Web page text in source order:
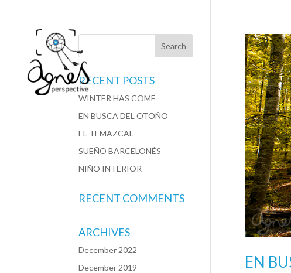
EN
RECENT POSTS
WINTER HAS COME
EN BUSCA DEL OTOÑO
EL TEMAZCAL
SUEÑO BARCELONÉS
NIÑO INTERIOR
RECENT COMMENTS
ARCHIVES
December 2022
December 2019